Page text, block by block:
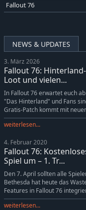
Fallout 76
NEWS & UPDATES
3. März 2026
Fallout 76:
Loot und vielen...
In Fallout 76 erwartet euch
"Das Hinterland" und Fans
Gratis-Patch kommt mit
weiterlesen...
4. Februar 2020
Fallout 76:
Spiel um – 1. Tr...
Den 7. April sollten alle
Bethesda hat heute das
Features in Fallout 76
weiterlesen...